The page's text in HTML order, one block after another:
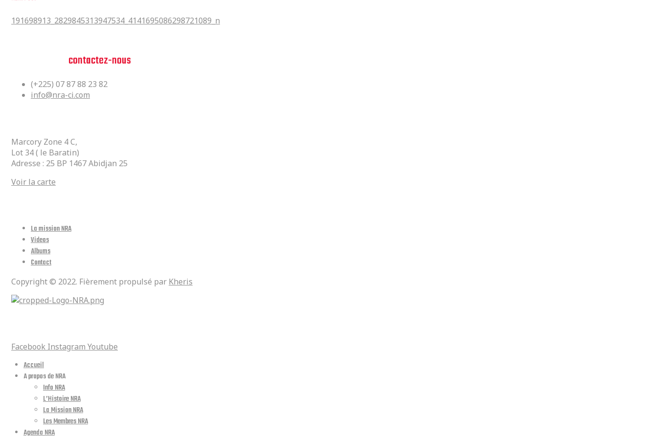
191698913_2829845313947534_4141695086298721089_n
contactez-nous
(+225) 07 87 88 23 82
info@nra-ci.com
Marcory Zone 4 C,
Lot 34 ( le Baratin)
Adresse : 25 BP 1467 Abidjan 25
Voir la carte
La mission NRA
Videos
Albums
Contact
Copyright © 2022. Fièrement propulsé par Kheris
Facebook Instagram Youtube
Accueil
A propos de NRA
Info NRA
L’Histoire NRA
La Mission NRA
Les Membres NRA
Agenda NRA